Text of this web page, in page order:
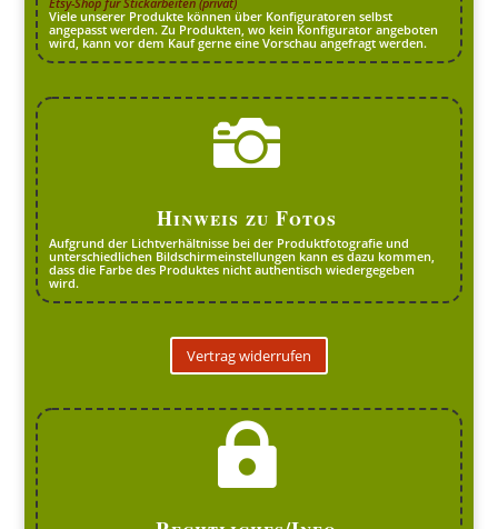
Viele unserer Produkte können über Konfiguratoren selbst
angepasst werden. Zu Produkten, wo kein Konfigurator angeboten
wird, kann vor dem Kauf gerne eine Vorschau angefragt werden.

Hinweis zu Fotos
Aufgrund der Lichtverhältnisse bei der Produktfotografie und
unterschiedlichen Bildschirmeinstellungen kann es dazu kommen,
dass die Farbe des Produktes nicht authentisch wiedergegeben
wird.
Vertrag widerrufen
